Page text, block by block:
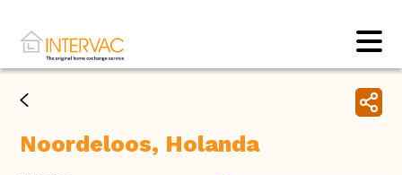
Noordeloos, Holanda